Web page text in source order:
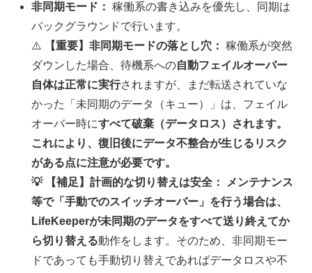
非同期モード： 稼働系の書き込みを優先し、同期は
バックグラウンドで行います。
⚠️
【重要】非同期モードの落とし穴： 稼働系が突然
ダウンした場合、待機系への自動フェイルオーバー
自体は正常に実行されますが、まだ転送されていな
かった「未同期のデータ（キュー）」は、フェイル
オーバー時にすべて破棄（データロス）されます。
これにより、復旧後にデータ不整合が生じるリスク
がある点に注意が必要です。
💡 【補足】計画的な切り替えは安全： メンテナンス
等で「手動でのスイッチオーバー」を行う場合は、
LifeKeeperが未同期のデータをすべて送り終えてか
ら切り替える動作をします。そのため、非同期モー
ドであっても手動切り替えであればデータロスや不